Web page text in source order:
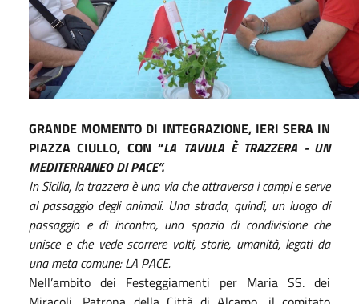
GRANDE MOMENTO DI INTEGRAZIONE, IERI SERA IN
PIAZZA CIULLO, CON“LA TAVULA È TRAZZERA - UN
MEDITERRANEO DI PACE”.
In Sicilia, la trazzera è una via che attraversa i campi e serve
al passaggio degli animali. Una strada, quindi, un luogo di
passaggio e di incontro, uno spazio di condivisione che
unisce e che vede scorrere volti, storie, umanità, legati da
una meta comune: LA PACE.
Nell’ambito dei Festeggiamenti per Maria SS. dei